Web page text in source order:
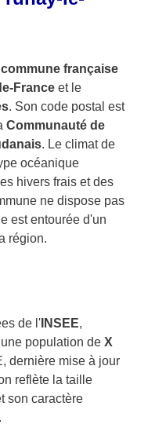
commune française
Franceet le
. Son code postal est
Communauté de
. Le climat de
océanique
hivers frais et des
ne dispose pas
est entourée d'un
région.
de l'INSEE,
population de X
dernière mise à jour
reflète la taille
son caractère